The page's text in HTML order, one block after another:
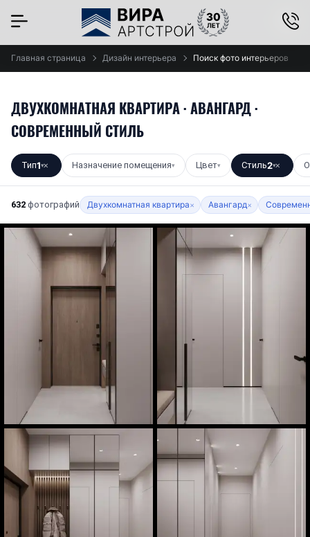
Главная страница Дизайн интерьера Поиск фото интерьеров
ДВУХКОМНАТНАЯ КВАРТИРА · АВАНГАРД ·
СОВРЕМЕННЫЙ СТИЛЬ
Тип1▾✕ Назначение помещения▾ Цвет▾ Стиль2▾✕
632 фотографий Двухкомнатная квартира× Авангард×
×